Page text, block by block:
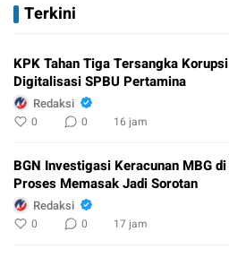
Terkini
KPK Tahan Tiga Tersangka
Digitalisasi SPBU Pertamina
Redaksi
0 0 16 jam
BGN Investigasi Keracunan MBG
Proses Memasak Jadi Sorotan
Redaksi
0 0 17 jam